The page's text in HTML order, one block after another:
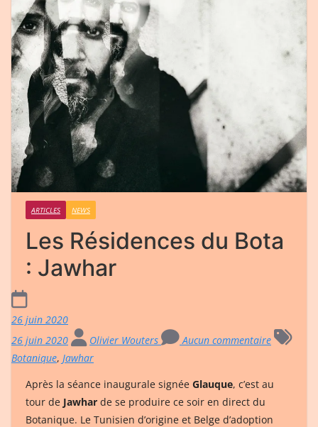
ARTICLES NEWS
Les Résidences du Bota
: Jawhar
26 juin 2020
26 juin 2020
Olivier Wouters
Aucun commentaire
Botanique, Jawhar
Après la séance inaugurale signée Glauque, c’est au
tour de Jawhar de se produire ce soir en direct du
Botanique. Le Tunisien d’origine et Belge d’adoption